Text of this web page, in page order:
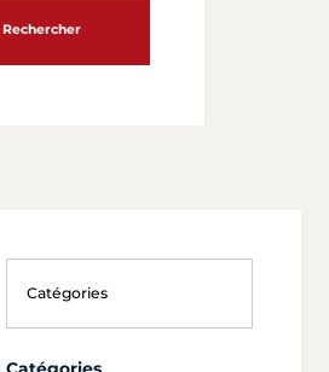
Rechercher
Catégories